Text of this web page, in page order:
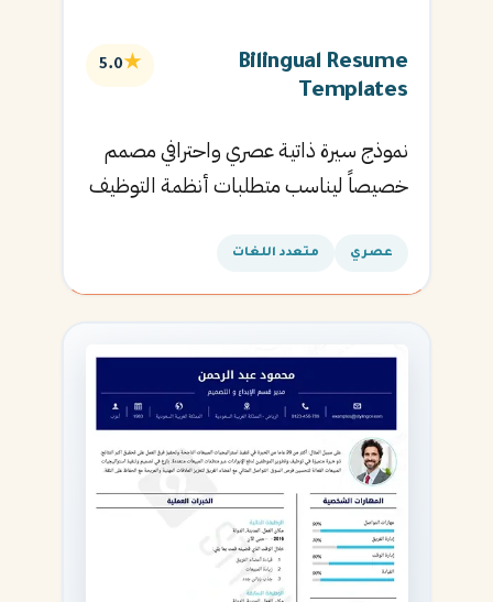
Bilingual Resume
Templates
★
5.0
نموذج سيرة ذاتية عصري واحترافي مصمم
خصيصاً ليناسب متطلبات أنظمة التوظيف
القادمة.
عصري متعدد اللغات